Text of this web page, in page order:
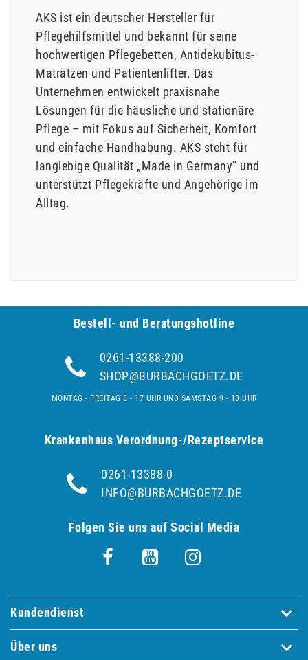
AKS ist ein deutscher Hersteller für
Pflegehilfsmittel und bekannt für seine
hochwertigen Pflegebetten, Antidekubitus-
Matratzen und Patientenlifter. Das
Unternehmen entwickelt praxisnahe
Lösungen für die häusliche und stationäre
Pflege – mit Fokus auf Sicherheit, Komfort
und einfache Handhabung. AKS steht für
langlebige Qualität „Made in Germany“ und
unterstützt Pflegekräfte und Angehörige im
Alltag.
Bestell- und Be­ra­tungs­hot­line
0261-13388-200
SHOP@BURBACHGOETZ.DE
MONTAG - FREITAG 8 - 17 UHR UND SAMSTAG 9 - 13 UHR
Krankenhaus Verordnung-/Rezeptservice
0261-13388-0
INFO@BURBACHGOETZ.DE
Folgen Sie uns auf Social Media
Kundendienst
Über uns